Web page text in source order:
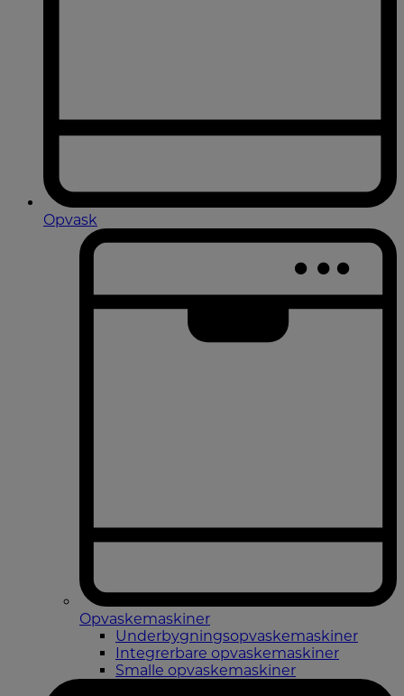
Opvask
Opvaskemaskiner
Underbygningsopvaskemaskiner
Integrerbare opvaskemaskiner
Smalle opvaskemaskiner